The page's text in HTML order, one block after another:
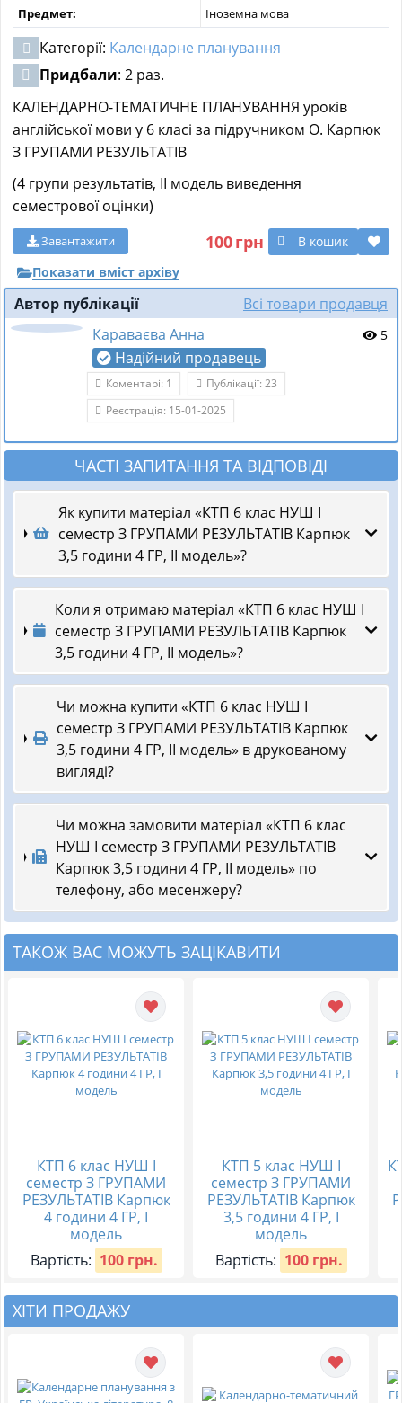
Предмет:
Іноземна мова
Категорії: Календарне планування
Придбали: 2 раз.
КАЛЕНДАРНО-ТЕМАТИЧНЕ ПЛАНУВАННЯ уроків
англійської мови у 6 класі за підручником О. Карпюк
З ГРУПАМИ РЕЗУЛЬТАТІВ
(4 групи результатів, ІІ модель виведення
семестрової оцінки)
100грн В кошик
Завантажити
Показати вміст архіву
Автор публікації
Всі товари продавця
Караваєва Анна
Надійний продавець
5
Коментарі: 1
Публікації: 23
Реєстрація: 15-01-2025
ЧАСТІ ЗАПИТАННЯ ТА ВІДПОВІДІ
Як купити матеріал «КТП 6 клас НУШ І
семестр З ГРУПАМИ РЕЗУЛЬТАТІВ Карпюк
3,5 години 4 ГР, ІІ модель»?
Коли я отримаю матеріал «КТП 6 клас НУШ І
семестр З ГРУПАМИ РЕЗУЛЬТАТІВ Карпюк
3,5 години 4 ГР, ІІ модель»?
Чи можна купити «КТП 6 клас НУШ І
семестр З ГРУПАМИ РЕЗУЛЬТАТІВ Карпюк
3,5 години 4 ГР, ІІ модель» в друкованому
вигляді?
Чи можна замовити матеріал «КТП 6 клас
НУШ І семестр З ГРУПАМИ РЕЗУЛЬТАТІВ
Карпюк 3,5 години 4 ГР, ІІ модель» по
телефону, або месенжеру?
ТАКОЖ ВАС МОЖУТЬ ЗАЦІКАВИТИ
КТП 6 клас НУШ І
семестр З ГРУПАМИ
РЕЗУЛЬТАТІВ Карпюк
4 години 4 ГР, І
модель
Вартість: 100 грн.
КТП 5 клас НУШ І
семестр З ГРУПАМИ
РЕЗУЛЬТАТІВ Карпюк
3,5 години 4 ГР, І
модель
Вартість: 100 грн.
ХІТИ ПРОДАЖУ